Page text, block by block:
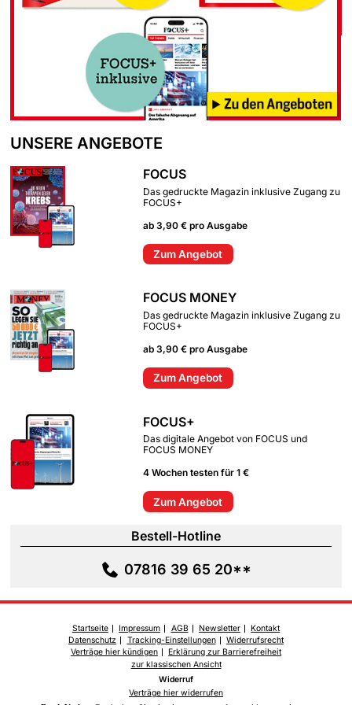
UNSERE ANGEBOTE
FOCUS
Das gedruckte Magazin inklusive Zugang zu
FOCUS+
ab 3,90 € pro Ausgabe
Zum Angebot
FOCUS MONEY
Das gedruckte Magazin inklusive Zugang zu
FOCUS+
ab 3,90 € pro Ausgabe
Zum Angebot
FOCUS+
Das digitale Angebot von FOCUS und
FOCUS MONEY
4 Wochen testen für 1 €
Zum Angebot
Bestell-Hotline
07816 39 65 20**
Startseite Impressum AGB Newsletter
Kontakt
Datenschutz
Tracking-Einstellungen
Widerrufsrecht
Verträge hier kündigen
Erklärung zur Barrierefreiheit
zur klassischen Ansicht
Widerruf
Verträge hier widerrufen